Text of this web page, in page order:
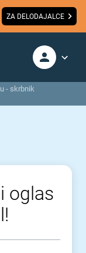
ZA DELODAJALCE
- skrbnik
oglas